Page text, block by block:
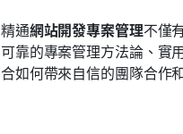
精通網站開發專案管理不僅
可靠的專案管理方法論、實
合如何帶來自信的團隊合作